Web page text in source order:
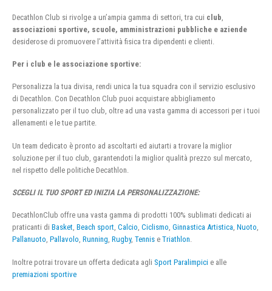
Decathlon Club si rivolge a un’ampia gamma di settori, tra cui club
associazioni sportive, scuole, amministrazioni pubbliche e aziende
desiderose di promuovere l’attività fisica tra dipendenti e clienti.
Per i club e le associazione sportive:
Personalizza la tua divisa, rendi unica la tua squadra con il servizio esclusivo
di Decathlon. Con Decathlon Club puoi acquistare abbigliamento
personalizzato per il tuo club, oltre ad una vasta gamma di accessori per i tuoi
allenamenti e le tue partite.
Un team dedicato è pronto ad ascoltarti ed aiutarti a trovare la miglior
soluzione per il tuo club, garantendoti la miglior qualità prezzo sul mercato,
nel rispetto delle politiche Decathlon.
SCEGLI IL TUO SPORT ED INIZIA LA PERSONALIZZAZIONE:
DecathlonClub offre una vasta gamma di prodotti 100% sublimati dedicati ai
praticanti di Basket, Beach sport, Calcio, Ciclismo, Ginnastica Artistica, Nuoto,
Pallanuoto, Pallavolo, Running, Rugby, Tennis e Triathlon.
Inoltre potrai trovare un offerta dedicata agli Sport Paralimpici e alle
premiazioni sportive